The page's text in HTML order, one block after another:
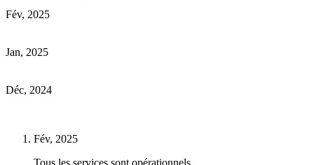
Fév, 2025
Jan, 2025
Déc, 2024
Fév, 2025
Tous les services sont opérationnels.